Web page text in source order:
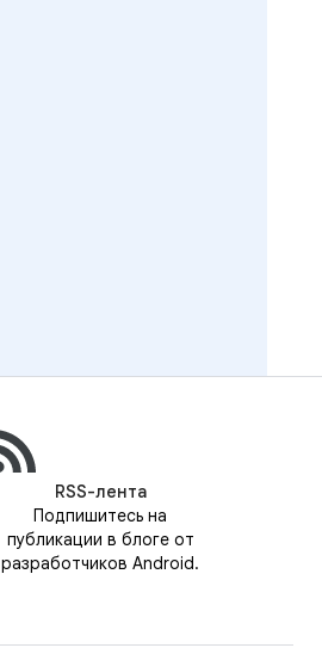
RSS-лента
Подпишитесь на
публикации в блоге от
разработчиков Android.